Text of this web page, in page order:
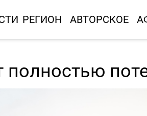
РЕГИОН АВТОРСКОЕ